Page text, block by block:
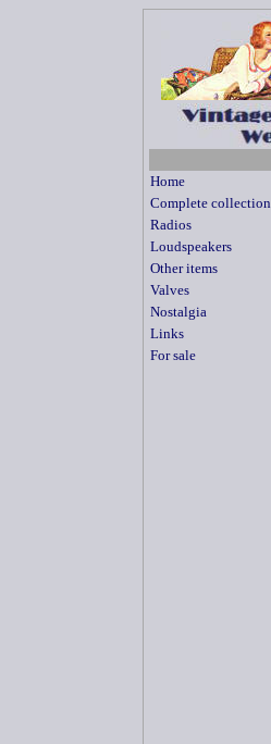
Home
Complete collection
Radios
Loudspeakers
Other items
Valves
Nostalgia
Links
For sale